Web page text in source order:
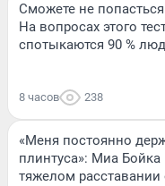
Сможете не
На вопросах этого
спотыкаются 90 %
8 часов 238
«Меня постоянно
плинтуса»: Миа Бойка
тяжелом